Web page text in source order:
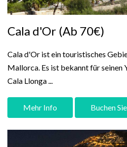
Cala d'Or (Ab 70€)
Cala d'Or ist ein touristisches
Mallorca. Es ist bekannt für seinen
Cala Llonga ...
Mehr Info Buchen